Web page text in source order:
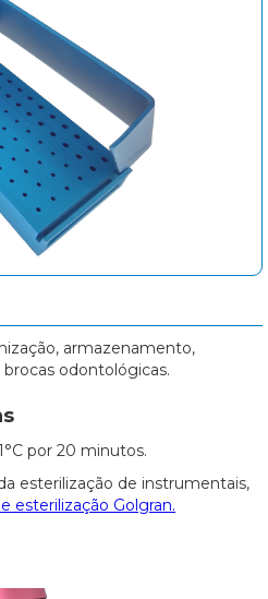
armazenamento,
odontológicas.
por 20 minutos.
esterilização de instrumentais,
esterilização Golgran.